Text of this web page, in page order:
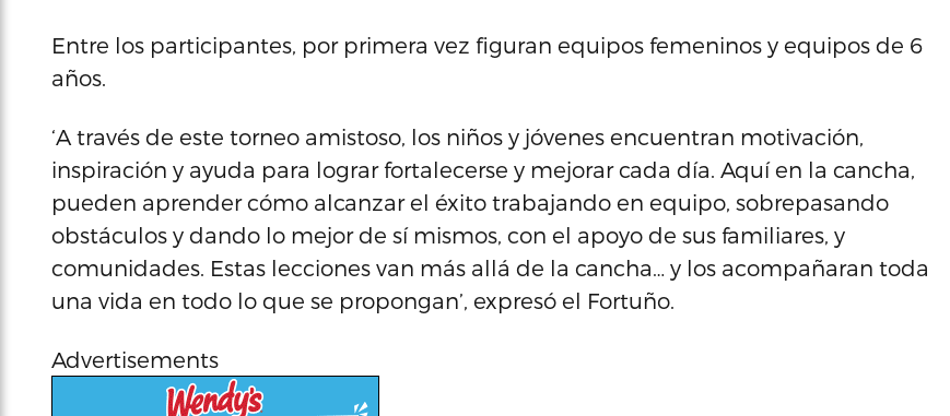
Entre los participantes, por primera vez figuran equipos femeninos y equipos de 6
años.
‘A través de este torneo amistoso, los niños y jóvenes encuentran motivación,
inspiración y ayuda para lograr fortalecerse y mejorar cada día. Aquí en la cancha,
pueden aprender cómo alcanzar el éxito trabajando en equipo, sobrepasando
obstáculos y dando lo mejor de sí mismos, con el apoyo de sus familiares, y
comunidades. Estas lecciones van más allá de la cancha… y los acompañaran toda
una vida en todo lo que se propongan’, expresó el Fortuño.
Advertisements